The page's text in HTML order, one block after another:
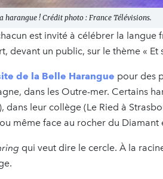
! Crédit photo : France Télévisions.
est invité à célébrer la langue
devant un public, sur le thème « Et
de la Belle Harangue pour des
dans les Outre-mer. Certains
dans leur collège (Le Ried à
même face au rocher du Diamant
qui veut dire le cercle. À la